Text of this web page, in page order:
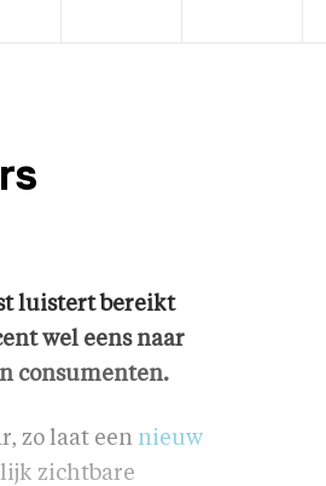
luistert bereikt
wel eens naar
consumenten.
zo laat een nieuw
zichtbare